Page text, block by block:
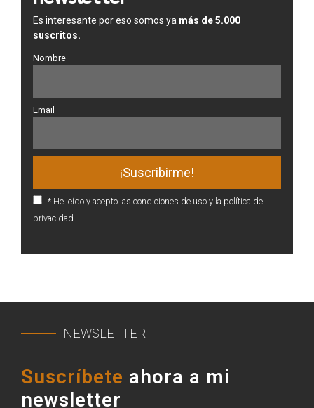
Es interesante por eso somos ya más de 5.000
suscritos.
Nombre
Email
* He leído y acepto las condiciones de uso y la política de
privacidad.
NEWSLETTER
Suscríbete ahora a mi
newsletter